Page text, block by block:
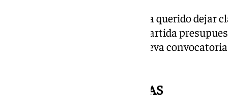
Gómez Villamandos también ha querido dejar
departamento ya incluyó una partida
2024 para dar cobertura a la nueva
Carrera horizontal del PTGAS